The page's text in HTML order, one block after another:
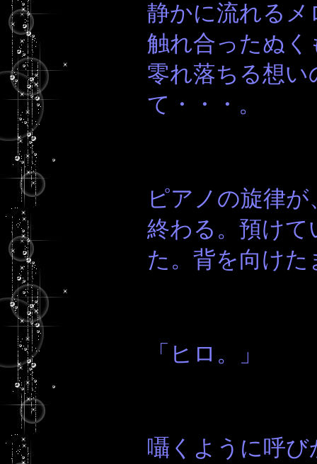
静かに流れるメ
触れ合ったぬく
零れ落ちる想
て・・・。
ピアノの旋律
終わる。預け
た。背を向け
「ヒロ。」
囁くように呼